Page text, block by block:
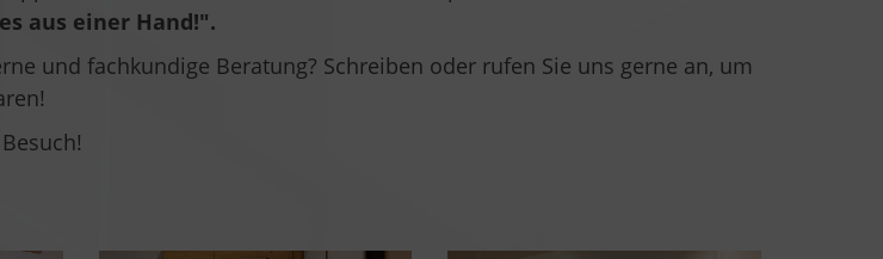
aus einer Hand!".
und fachkundige Beratung? Schreiben oder rufen Sie uns gerne an, um